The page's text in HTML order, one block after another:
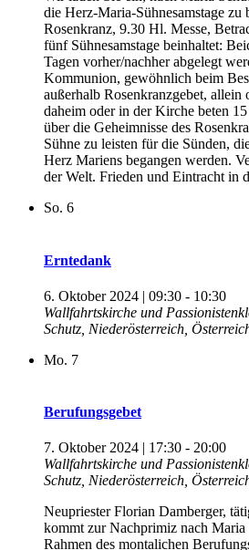
die Herz-Maria-Sühnesamstage zu
Rosenkranz, 9.30 Hl. Messe,
fünf Sühnesamstage beinhaltet:
Tagen vorher/nachher abgelegt
Kommunion, gewöhnlich beim
außerhalb Rosenkranzgebet, allein
daheim oder in der Kirche beten
über die Geheimnisse des
Sühne zu leisten für die Sünden,
Herz Mariens begangen werden.
der Welt. Frieden und Eintracht in
So. 6
Erntedank
6. Oktober 2024 | 09:30 - 10:30
Wallfahrtskirche und
Schutz, Niederösterreich,
Mo. 7
Berufungsgebet
7. Oktober 2024 | 17:30 - 20:00
Wallfahrtskirche und
Schutz, Niederösterreich,
Neupriester Florian Damberger,
kommt zur Nachprimiz nach
Rahmen des montalichen